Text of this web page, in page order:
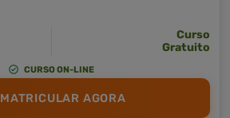
Curso
Gratuito
CURSO ON-LINE
MATRICULAR AGORA